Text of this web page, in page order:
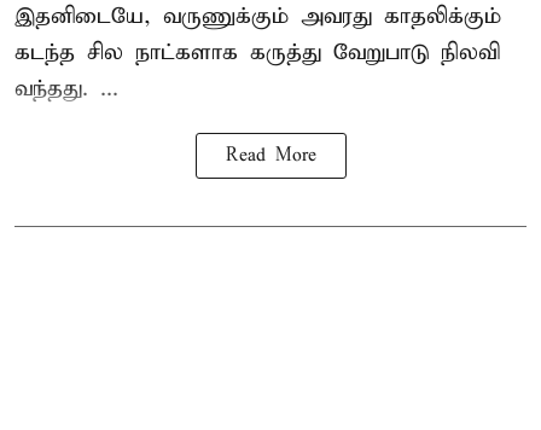
இதனிடையே, வருணுக்கும் அவரது காதலிக்கும்
கடந்த சில நாட்களாக கருத்து வேறுபாடு நிலவி
வந்தது. ...
Read More